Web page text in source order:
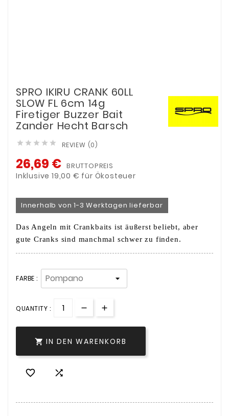
SPRO IKIRU CRANK 60LL
SLOW FL 6cm 14g
Firetiger Buzzer Bait
Zander Hecht Barsch
     REVIEW (0)
26,69 € BRUTTOPREIS
Inklusive 19,00 € für Ökosteuer
Innerhalb von 1-3 Werktagen lieferbar
Das Angeln mit Crankbaits ist äußerst beliebt, aber
gute Cranks sind manchmal schwer zu finden.
FARBE :
QUANTITY :
 IN DEN WARENKORB
 